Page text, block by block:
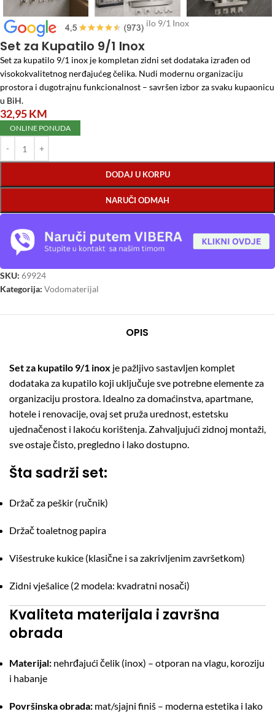
Početna/Vodomaterijal /Set za Kupatilo 9/1 Inox
Set za Kupatilo 9/1 Inox
Set za kupatilo 9/1 inox je kompletan zidni set dodataka izrađen od
visokokvalitetnog nerđajućeg čelika. Nudi modernu organizaciju
prostora i dugotrajnu funkcionalnost – savršen izbor za svaku kupaonicu
u BiH.
32,95KM
ONLINE PONUDA
DODAJ U KORPU
NARUČI ODMAH
SKU: 69924
Kategorija: Vodomaterijal
OPIS
Set za kupatilo 9/1 inox je pažljivo sastavljen komplet
dodataka za kupatilo koji uključuje sve potrebne elemente za
organizaciju prostora. Idealno za domaćinstva, apartmane,
hotele i renovacije, ovaj set pruža urednost, estetsku
ujednačenost i lakoću korištenja. Zahvaljujući zidnoj montaži,
sve ostaje čisto, pregledno i lako dostupno.
Šta sadrži set:
Držač za peškir (ručnik)
Držač toaletnog papira
Višestruke kukice (klasične i sa zakrivljenim završetkom)
Zidni vješalice (2 modela: kvadratni nosači)
Kvaliteta materijala i završna
obrada
Materijal: nehrđajući čelik (inox) – otporan na vlagu, koroziju
i habanje
Površinska obrada: mat/sjajni finiš – moderna estetika i lako